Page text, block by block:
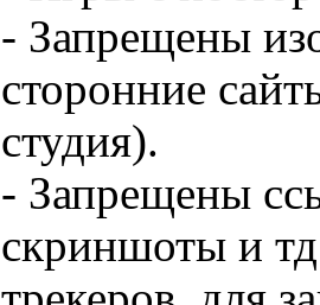
- Запрещены
сторонние
студия).
- Запрещены
скриншоты и